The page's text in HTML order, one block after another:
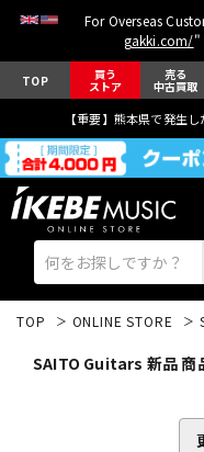
For Overseas
gakki.com/"
TOP 買う
ストア
売る
中古買取
【重要】熊本県で発生
TOP ONLINE STORE
SAITO Guitars 新品 商